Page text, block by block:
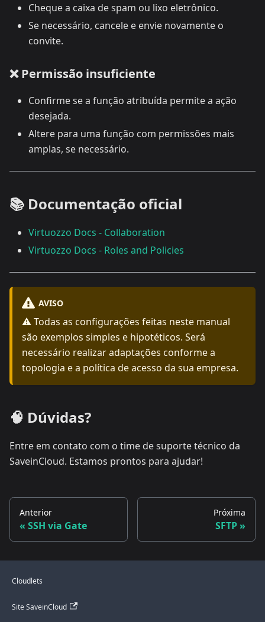
Cheque a caixa de spam ou lixo eletrônico.
Se necessário, cancele e envie novamente o
convite.
❌ Permissão insuficiente
Confirme se a função atribuída permite a ação
desejada.
Altere para uma função com permissões mais
amplas, se necessário.
📚 Documentação oficial
Virtuozzo Docs - Collaboration
Virtuozzo Docs - Roles and Policies
AVISO
⚠️ Todas as configurações feitas neste manual
são exemplos simples e hipotéticos. Será
necessário realizar adaptações conforme a
topologia e a política de acesso da sua empresa.
🧠 Dúvidas?
Entre em contato com o time de suporte técnico da
SaveinCloud. Estamos prontos para ajudar!
Anterior
SSH via Gate
Próxima
SFTP
Cloudlets
Site SaveinCloud